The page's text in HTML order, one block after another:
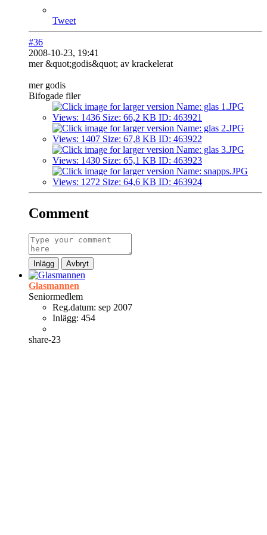
Tweet
#36
2008-10-23, 19:41
mer &quot;godis&quot; av krackelerat
mer godis
Bifogade filer
Comment
Inlägg Avbryt
Glasmannen
Seniormedlem
Reg.datum: sep 2007
Inlägg: 454
share-23